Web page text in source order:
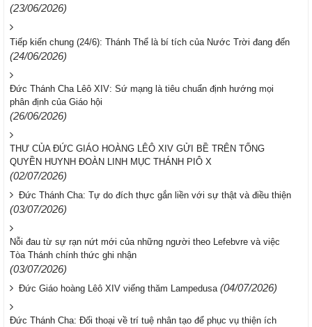
(23/06/2026)
Tiếp kiến chung (24/6): Thánh Thể là bí tích của Nước Trời đang đến
(24/06/2026)
Đức Thánh Cha Lêô XIV: Sứ mạng là tiêu chuẩn định hướng mọi
phân định của Giáo hội
(26/06/2026)
THƯ CỦA ĐỨC GIÁO HOÀNG LÊÔ XIV GỬI BỀ TRÊN TỔNG
QUYỀN HUYNH ĐOÀN LINH MỤC THÁNH PIÔ X
(02/07/2026)
Đức Thánh Cha: Tự do đích thực gắn liền với sự thật và điều thiện
(03/07/2026)
Nỗi đau từ sự rạn nứt mới của những người theo Lefebvre và việc
Tòa Thánh chính thức ghi nhận
(03/07/2026)
Đức Giáo hoàng Lêô XIV viếng thăm Lampedusa (04/07/2026)
Đức Thánh Cha: Đối thoại về trí tuệ nhân tạo để phục vụ thiện ích